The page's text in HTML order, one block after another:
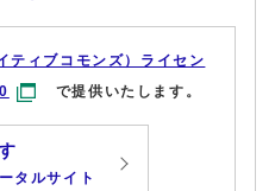
ティブコモンズ）ライセン
で提供いたします。
タルサイト